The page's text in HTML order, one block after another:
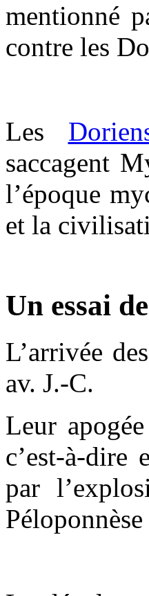
mentionné
contre les
Les
saccagent
l’époque
et la
Un essai
L’arrivée des
av. J.-C.
Leur
c’est-à-
par